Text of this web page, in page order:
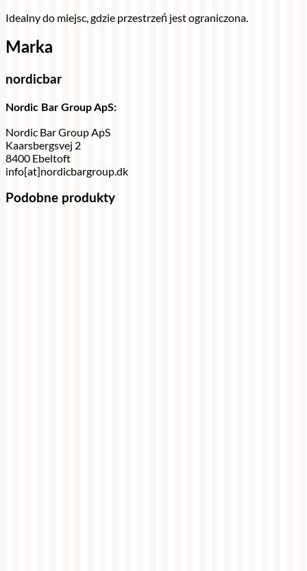
Idealny do miejsc, gdzie przestrzeń jest ograniczona.
Marka
nordicbar
Nordic Bar Group ApS:
Nordic Bar Group ApS
Kaarsbergsvej 2
8400 Ebeltoft
info[at]nordicbargroup.dk
Podobne produkty